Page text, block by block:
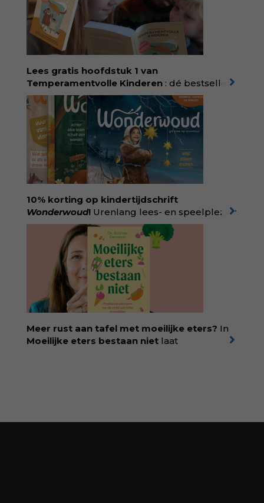
onrecht en introduceert ze reproductieve
rechtvaardigheid als een collectieve, radicale
praktijk van zorg. Voor iedereen die wil
begrijpen wat er speelt rond vruchtbaarheid
en geboorte. Koop het boek via
singeluitgeverijen.nl/nijgh-van-
ditmar/boek/baas-in-eigen-buik
Lees gratis hoofdstuk 1 van
Temperamentvolle Kinderen : dé bestseller
van pedagoog Eva Bronsveld. In het boek
Temperamentvolle kinderen vind je 25 jaar
aan kennis en ervaring. Met ruim 50.000
verkochte exemplaren met recht een
bestseller, waarmee Eva veel gezinnen heeft
kunnen helpen. Ze schrijft met een
liefdevolle kijk op kinderen en veel begrip
voor ouders. Download het hoofdstuk gratis
via:evabronsveld.plugandpay.nl/r?
id=ZcYxEBJH
10% korting op kindertijdschrift
Wonderwoud! Urenlang lees- en speelplezier
voor dromers, doeners en denkers.
Wonderwoud is het ambachtelijk gemaakte
antwoord op alle snelle gooimaarweg-
boekjes en hapsnap-filmpjes. Het mooiste
kindertijdschrift van Nederland; met liefde en
kunde voor taal, beeld en tekeningen die
spat van elke pagina. Dat vóel je. Dat voelt je
kind. Abonneer via
wonderwoud.nl/abonneren**en krijg 10%
korting met code:
KIIND10
Meer rust aan tafel met moeilijke eters? In
Moeilijke eters bestaan niet laat